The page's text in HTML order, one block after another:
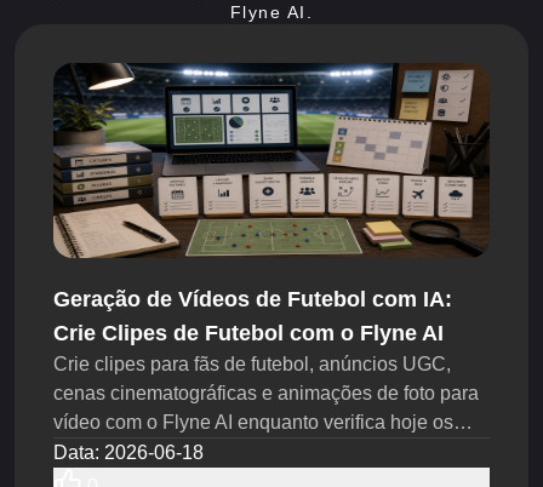
Flyne AI.
Geração de Vídeos de Futebol com IA:
Crie Clipes de Futebol com o Flyne AI
Crie clipes para fãs de futebol, anúncios UGC,
cenas cinematográficas e animações de foto para
vídeo com o Flyne AI enquanto verifica hoje os
direitos, a marca e as regras de publicação.
Data: 2026-06-18